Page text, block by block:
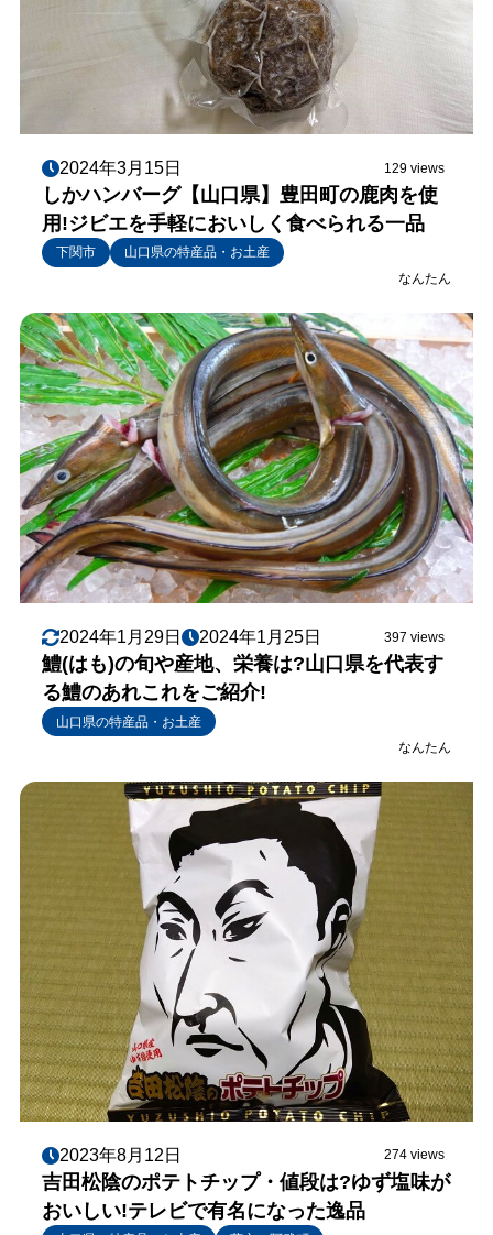
2024年3月15日 129 views
しかハンバーグ【山口県】豊田町の鹿肉を使
用!ジビエを手軽においしく食べられる一品
下関市
山口県の特産品・お土産
なんたん
2024年1月29日 2024年1月25日 397 views
鱧(はも)の旬や産地、栄養は?山口県を代表す
る鱧のあれこれをご紹介!
山口県の特産品・お土産
なんたん
2023年8月12日 274 views
吉田松陰のポテトチップ・値段は?ゆず塩味が
おいしい!テレビで有名になった逸品